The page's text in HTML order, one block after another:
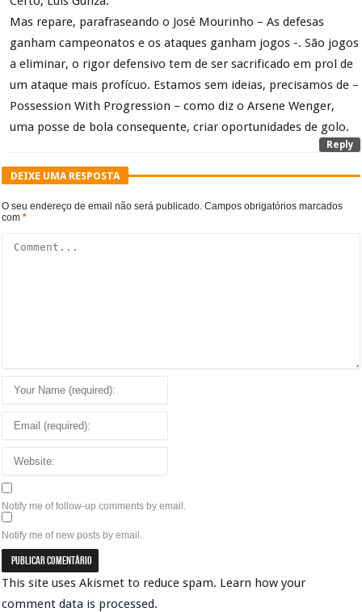
Mas repare, parafraseando o José Mourinho – As defesas
ganham campeonatos e os ataques ganham jogos -. São jogos
a eliminar, o rigor defensivo tem de ser sacrificado em prol de
um ataque mais profícuo. Estamos sem ideias, precisamos de –
Possession With Progression – como diz o Arsene Wenger,
uma posse de bola consequente, criar oportunidades de golo.
Reply
DEIXE UMA RESPOSTA
O seu endereço de email não será publicado. Campos obrigatórios marcados
com*
Notify me of follow-up comments by email.
Notify me of new posts by email.
This site uses Akismet to reduce spam. Learn how your
comment data is processed.